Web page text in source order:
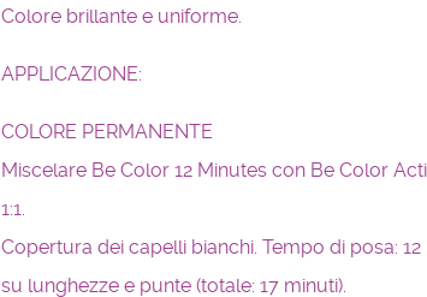
Colore brillante e uniforme.
APPLICAZIONE:
COLORE PERMANENTE
Miscelare Be Color 12 Minutes con Be Color
1:1.
Copertura dei capelli bianchi. Tempo di posa:
su lunghezze e punte (totale: 17 minuti).